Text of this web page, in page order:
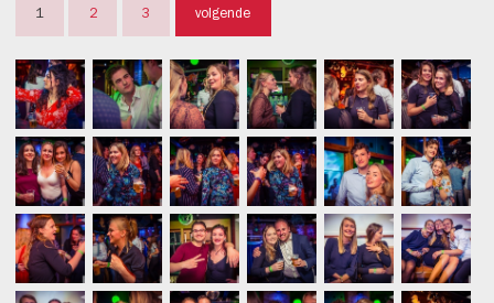
1 2 3 volgende